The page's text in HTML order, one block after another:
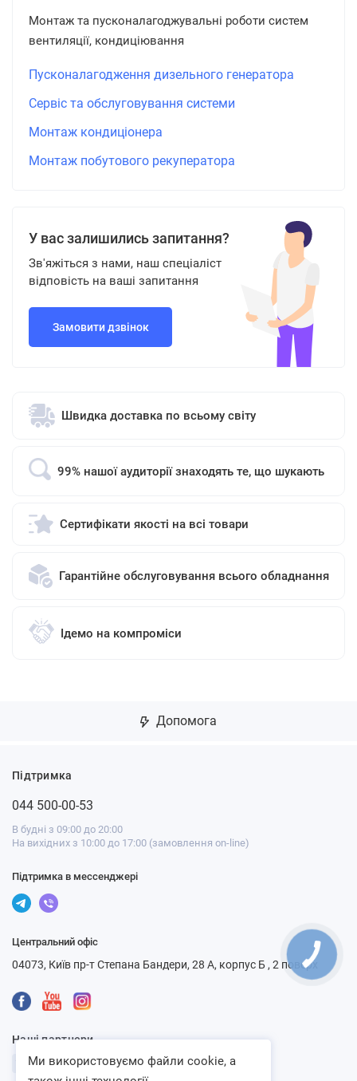
Монтаж та пусконалагоджувальні роботи систем
вентиляції, кондиціювання
Пусконалагодження дизельного генератора
Сервіс та обслуговування системи
Монтаж кондиціонера
Монтаж побутового рекуператора
У вас залишились запитання?
Зв'яжіться з нами, наш спеціаліст
відповість на ваші запитання
Замовити дзвінок
Швидка доставка по всьому світу
99% нашої аудиторії знаходять те, що шукають
Сертифікати якості на всі товари
Гарантійне обслуговування всього обладнання
Ідемо на компроміси
Допомога
Підтримка
044 500-00-53
В будні з 09:00 до 20:00
На вихідних з 10:00 до 17:00 (замовлення on-line)
Підтримка в мессенджері
Центральний офіс
04073, Київ пр-т Степана Бандери, 28 А, корпус Б , 2 поверх
Наші партнери
Ми використовуємо файли cookie, а